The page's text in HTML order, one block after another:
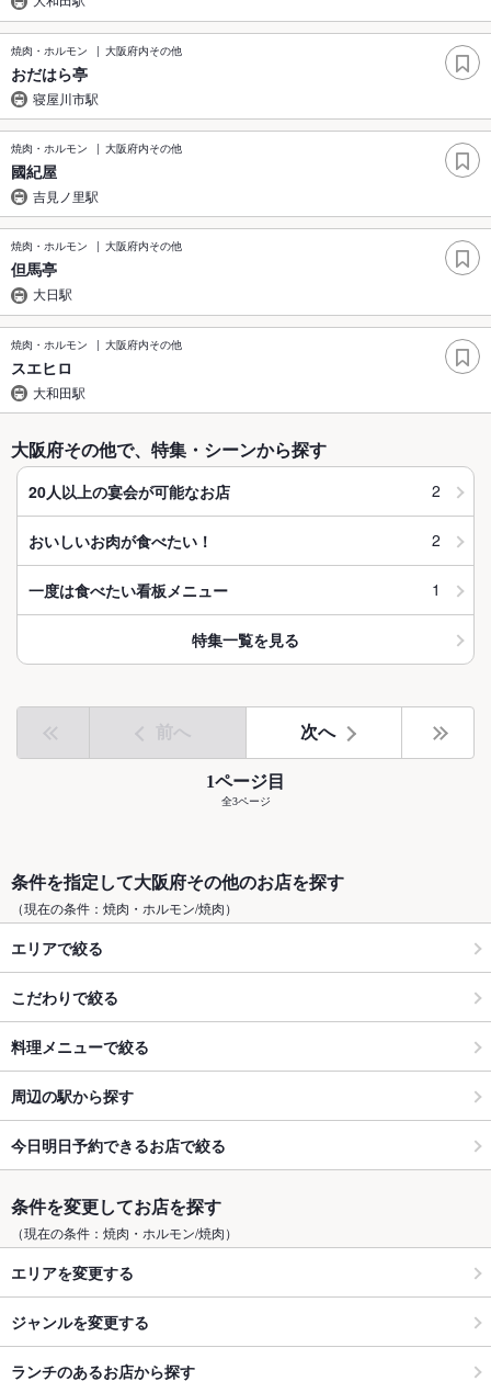
焼肉・ホルモン 大阪府内その他
おだはら亭
寝屋川市駅
焼肉・ホルモン 大阪府内その他
國紀屋
吉見ノ里駅
焼肉・ホルモン 大阪府内その他
但馬亭
大日駅
焼肉・ホルモン 大阪府内その他
スエヒロ
大和田駅
大阪府その他で、特集・シーンから探す
20人以上の宴会が可能なお店 2
おいしいお肉が食べたい！ 2
一度は食べたい看板メニュー 1
特集一覧を見る
前へ 次へ
1ページ目
全3ページ
条件を指定して大阪府その他のお店を探す
（現在の条件：焼肉・ホルモン/焼肉）
エリアで絞る
こだわりで絞る
料理メニューで絞る
周辺の駅から探す
今日明日予約できるお店で絞る
条件を変更してお店を探す
（現在の条件：焼肉・ホルモン/焼肉）
エリアを変更する
ジャンルを変更する
ランチのあるお店から探す